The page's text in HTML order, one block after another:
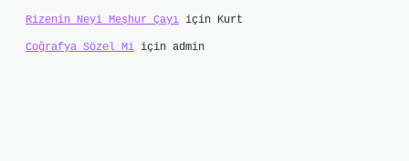
Rizenin Neyi Meşhur Çayı için Kurt
Coğrafya Sözel Mi için admin